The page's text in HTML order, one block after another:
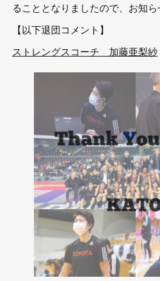
ることとなりましたので、お知ら
【以下退団コメント】
ストレングスコーチ 加藤亜梨紗